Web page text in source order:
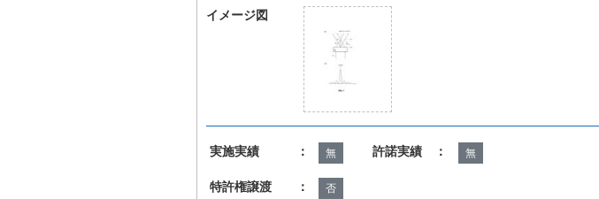
イメージ図
実施実績 ： 無 許諾実績 ： 無
特許権譲渡 ： 否